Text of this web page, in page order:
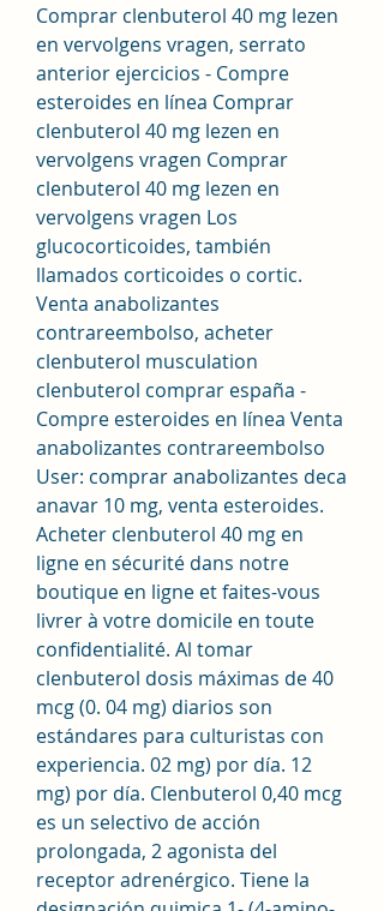
Comprar clenbuterol 40 mg lezen
en vervolgens vragen, serrato
anterior ejercicios - Compre
esteroides en línea Comprar
clenbuterol 40 mg lezen en
vervolgens vragen Comprar
clenbuterol 40 mg lezen en
vervolgens vragen Los
glucocorticoides, también
llamados corticoides o cortic.
Venta anabolizantes
contrareembolso, acheter
clenbuterol musculation
clenbuterol comprar españa -
Compre esteroides en línea Venta
anabolizantes contrareembolso
User: comprar anabolizantes deca
anavar 10 mg, venta esteroides.
Acheter clenbuterol 40 mg en
ligne en sécurité dans notre
boutique en ligne et faites-vous
livrer à votre domicile en toute
confidentialité. Al tomar
clenbuterol dosis máximas de 40
mcg (0. 04 mg) diarios son
estándares para culturistas con
experiencia. 02 mg) por día. 12
mg) por día. Clenbuterol 0,40 mcg
es un selectivo de acción
prolongada, 2 agonista del
receptor adrenérgico. Tiene la